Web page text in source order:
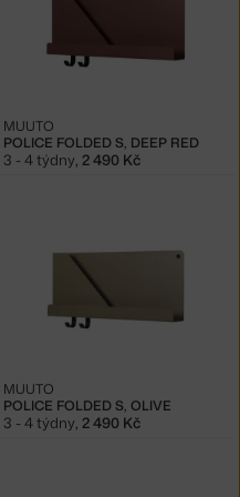
POLICE FOLDED S, DEEP RED
MUUTO
3 - 4 týdny, 2 490 Kč
POLICE FOLDED S, OLIVE
MUUTO
3 - 4 týdny, 2 490 Kč